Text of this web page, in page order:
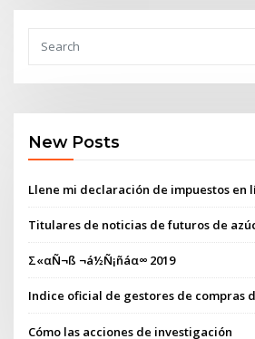
New Posts
Llene mi declaración de impuestos en
Titulares de noticias de futuros de
Σ«αÑ¬ß ¬á½Ñ¡ñáα∞ 2019
Indice oficial de gestores de compras
Cómo las acciones de investigación